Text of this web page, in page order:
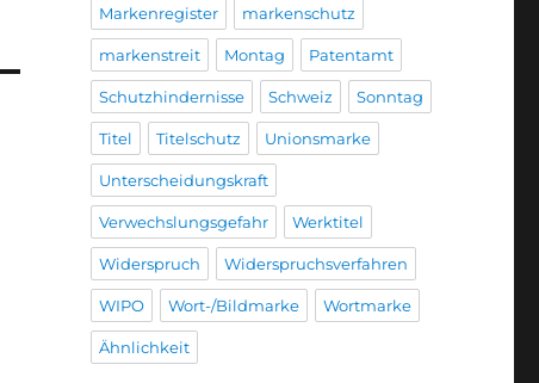
Markenregister markenschutz
markenstreit Montag Patentamt
Schutzhindernisse Schweiz Sonntag
Titel Titelschutz Unionsmarke
Unterscheidungskraft
Verwechslungsgefahr Werktitel
Widerspruch Widerspruchsverfahren
WIPO Wort-/Bildmarke Wortmarke
Ähnlichkeit